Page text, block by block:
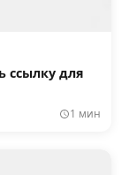
ссылку для
1 мин